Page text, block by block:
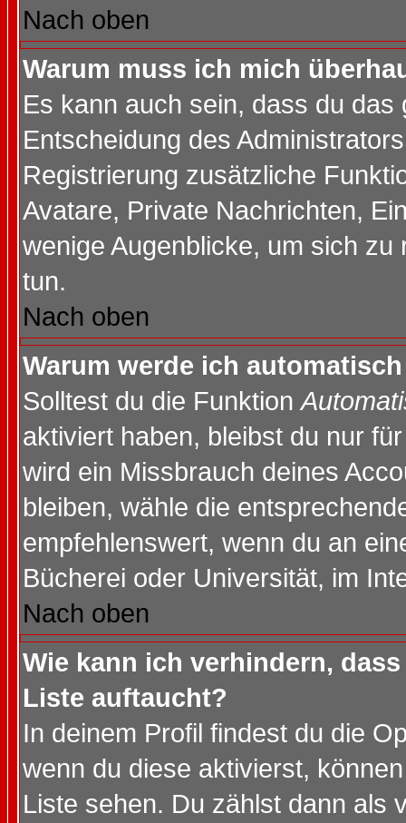
Nach oben
Warum muss ich mich
Es kann auch sein, dass du
Entscheidung des
Registrierung zusätzliche
Avatare, Private Nachrichten,
wenige Augenblicke, um sich
tun.
Nach oben
Warum werde ich
Solltest du die Funktion
aktiviert haben, bleibst du nur
wird ein Missbrauch deines
bleiben, wähle die
empfehlenswert, wenn du an
Bücherei oder Universität, im
Nach oben
Wie kann ich verhindern,
Liste auftaucht?
In deinem Profil findest du die
wenn du diese aktivierst,
Liste sehen. Du zählst dann als